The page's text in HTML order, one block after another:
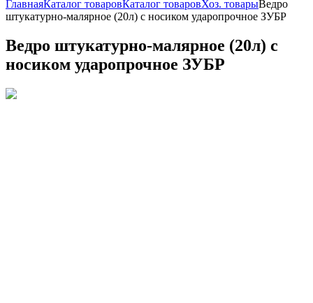
ГлавнаяКаталог товаровКаталог товаровХоз. товарыВедро
штукатурно-малярное (20л) с носиком ударопрочное ЗУБР
Ведро штукатурно-малярное (20л) с
носиком ударопрочное ЗУБР